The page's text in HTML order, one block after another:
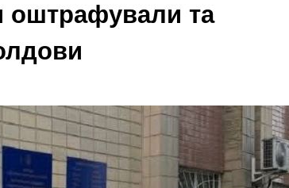
оштрафували та